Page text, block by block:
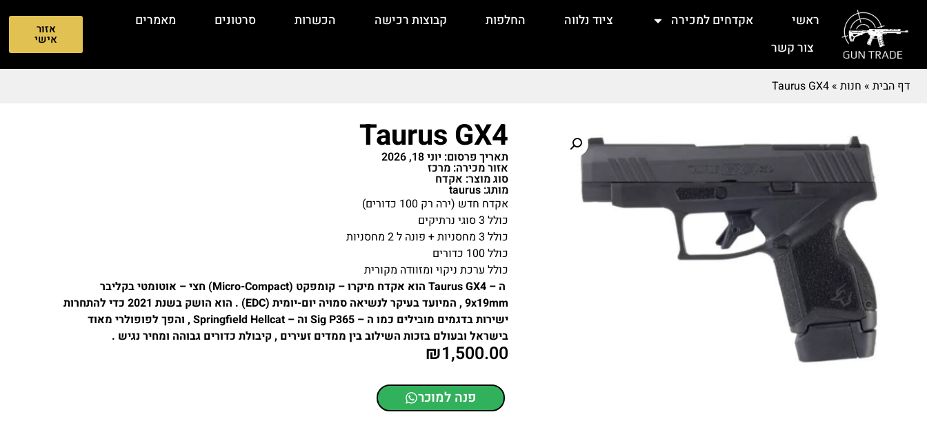
ראשי אקדחים למכירה ציוד נלווה החלפות קבוצות רכישה הכשרות סרטונים
מאמרים
צור קשר
אזור
אישי
דף הבית » חנות »
Taurus GX4
Taurus GX4
תאריך פרסום: יוני 18, 2026
אזור מכירה: מרכז
סוג מוצר: אקדח
מותג: taurus
אקדח חדש (ירה רק 100 כדורים)
כולל 3 סוגי נרתיקים
כולל 3 מחסניות + פונה ל 2 מחסניות
כולל 100 כדורים
כולל ערכת ניקוי ומזוודה מקורית
ה – Taurus GX4 הוא אקדח מיקרו – קומפקט (Micro-Compact) חצי – אוטומטי בקליבר
9x19mm , המיועד בעיקר לנשיאה סמויה יום-יומית (EDC) . הוא הושק בשנת 2021 כדי להתחרות
ישירות בדגמים מובילים כמו ה – Sig P365 וה – Springfield Hellcat , והפך לפופולרי מאוד
בישראל ובעולם בזכות השילוב בין ממדים זעירים , קיבולת כדורים גבוהה ומחיר נגיש .
₪1,500.00
פנה למוכר